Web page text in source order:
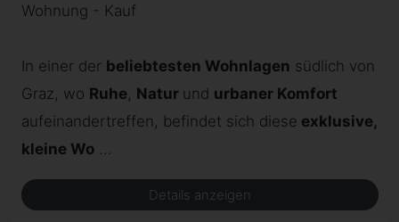
Wohnung - Kauf
In einer der beliebtesten Wohnlagen südlich von
Graz, wo Ruhe, Natur und urbaner Komfort
aufeinandertreffen, befindet sich diese exklusive,
kleine Wo...
Details anzeigen